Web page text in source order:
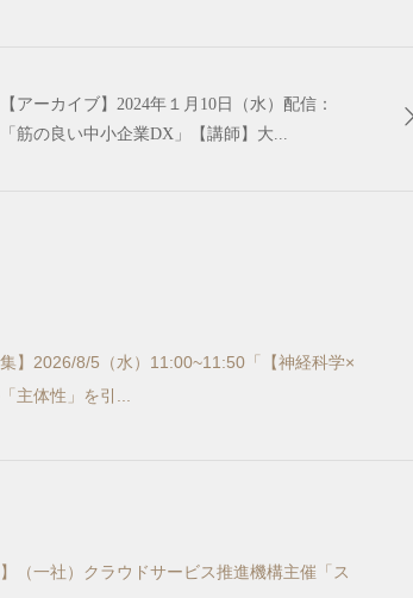
【アーカイブ】2024年１月10日（水）配信：
「筋の良い中小企業DX」【講師】大...
集】2026/8/5（水）11:00~11:50「【神経科学×
主体性」を引...
（一社）クラウドサービス推進機構主催「ス